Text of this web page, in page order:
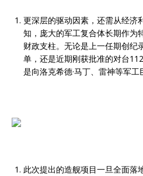
更深层的驱动因素，还需从经济
知，庞大的军工复合体长期作为
财政支柱。无论是上一任期创纪
单，还是近期刚获批准的对台
是向洛克希德·马丁、雷神等军工
此次提出的造舰项目一旦全面落